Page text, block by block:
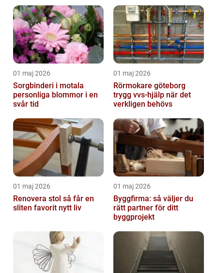
01 maj 2026
Sorgbinderi i motala
personliga blommor i en
svår tid
01 maj 2026
Rörmokare göteborg
trygg vvs-hjälp när det
verkligen behövs
01 maj 2026
Renovera stol så får en
sliten favorit nytt liv
01 maj 2026
Byggfirma: så väljer du
rätt partner för ditt
byggprojekt